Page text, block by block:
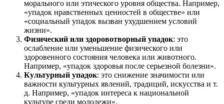
морального или этического уровня общества. Например,
«упадок нравственных ценностей в обществе» или
«социальный упадок вызван ухудшением условий
жизни».
Физический или здоровотворный упадок: это
ослабление или уменьшение физического или
здоровенного состояния человека или животного.
Например, «упадок здоровья после серьезной болезни».
Культурный упадок: это снижение значимости или
важности культурных явлений, традиций, искусства и т.
д. Например, «упадок интереса к национальной
культуре среди молодежи».